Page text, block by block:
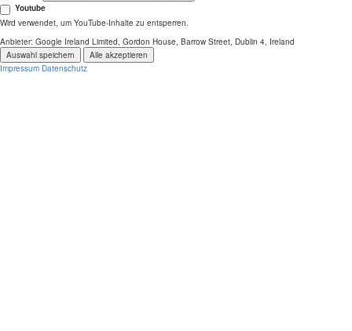
Youtube
Wird verwendet, um YouTube-Inhalte zu entsperren.
Anbieter: Google Ireland Limited, Gordon House, Barrow Street, Dublin 4, Ireland
Auswahl speichern
Alle akzeptieren
Impressum Datenschutz